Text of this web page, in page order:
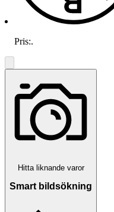
Pris:.
Hitta liknande varor
Smart bildsökning